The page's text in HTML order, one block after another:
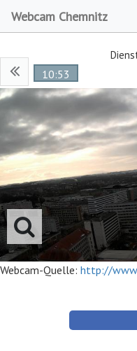
Webcam Chemnitz
10:53
Webcam-Quelle: http://